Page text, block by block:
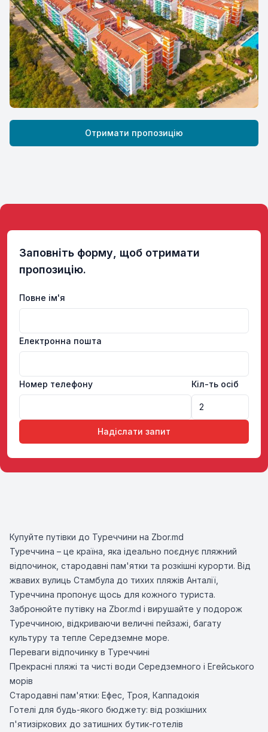
Отримати пропозицію
Заповніть форму, щоб отримати
пропозицію.
Повне ім'я
Електронна пошта
Номер телефону Кіл-ть осіб
Надіслати запит
Купуйте путівки до Туреччини на Zbor.md
Туреччина – це країна, яка ідеально поєднує пляжний
відпочинок, стародавні пам'ятки та розкішні курорти. Від
жвавих вулиць Стамбула до тихих пляжів Анталії,
Туреччина пропонує щось для кожного туриста.
Забронюйте путівку на Zbor.md і вирушайте у подорож
Туреччиною, відкриваючи величні пейзажі, багату
культуру та тепле Середземне море.
Переваги відпочинку в Туреччині
Прекрасні пляжі та чисті води Середземного і Егейського
морів
Стародавні пам'ятки: Ефес, Троя, Каппадокія
Готелі для будь-якого бюджету: від розкішних
п'ятизіркових до затишних бутик-готелів